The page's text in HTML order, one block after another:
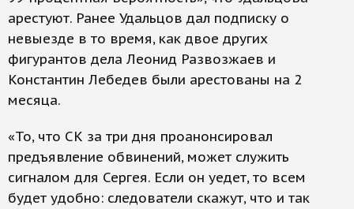
арестуют. Ранее Удальцов дал подписку о
невыезде в то время, как двое других
фигурантов дела Леонид Развозжаев и
Константин Лебедев были арестованы на 2
месяца.
«То, что СК за три дня проанонсировал
предъявление обвинений, может служить
сигналом для Сергея. Если он уедет, то всем
будет удобно: следователи скажут, что и так